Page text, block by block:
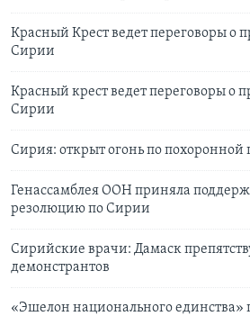
Красный Крест ведет переговоры о
Сирии
Красный крест ведет переговоры о
Сирии
Сирия: открыт огонь по похоронной
Генассамблея ООН приняла
резолюцию по Сирии
Сирийские врачи: Дамаск
демонстрантов
«Эшелон национального единства»